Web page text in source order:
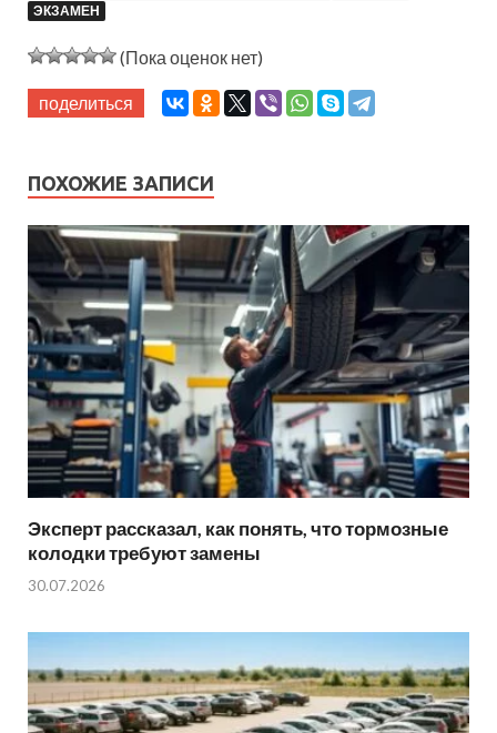
ЭКЗАМЕН
(Пока оценок нет)
поделиться
ПОХОЖИЕ ЗАПИСИ
Эксперт рассказал, как понять, что тормозные
колодки требуют замены
30.07.2026